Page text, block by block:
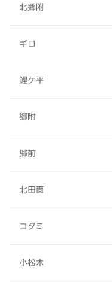
北郷附
ギロ
鯉ケ平
郷附
郷前
北田面
コタミ
小松木